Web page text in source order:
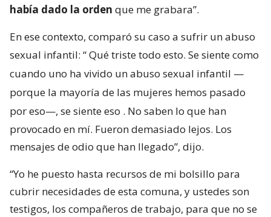
había dado la orden que me grabara”.
En ese contexto, comparó su caso a sufrir un abuso
sexual infantil: “Qué triste todo esto. Se siente como
cuando uno ha vivido un abuso sexual infantil —
porque la mayoría de las mujeres hemos pasado
por eso—, se siente eso . No saben lo que han
provocado en mí. Fueron demasiado lejos. Los
mensajes de odio que han llegado”, dijo.
“Yo he puesto hasta recursos de mi bolsillo para
cubrir necesidades de esta comuna, y ustedes son
testigos, los compañeros de trabajo, para que no se